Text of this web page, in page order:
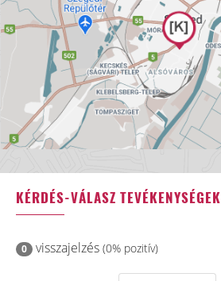
KÉRDÉS-VÁLASZ TEVÉKENYSÉGEK
0 visszajelzés (0% pozitív)